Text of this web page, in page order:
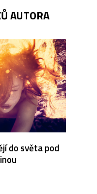
AUTORA
do světa pod